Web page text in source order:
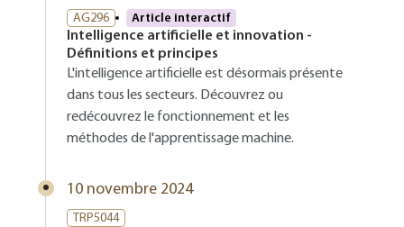
AG296 Article interactif
Intelligence artificielle et innovation -
Définitions et principes
L'intelligence artificielle est désormais présente
dans tous les secteurs. Découvrez ou
redécouvrez le fonctionnement et les
méthodes de l'apprentissage machine.
10 novembre 2024
TRP5044